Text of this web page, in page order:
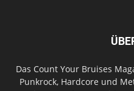
Das Count Your Bruises
Punkrock, Hardcore und